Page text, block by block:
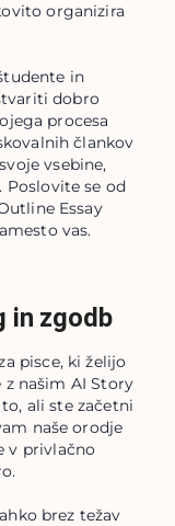
organizira
in
dobro
procesa
člankov
vsebine,
se od
Essay
vas.
in zgodb
pisce, ki želijo
našim AI Story
ali ste začetni
naše orodje
v privlačno
brez težav